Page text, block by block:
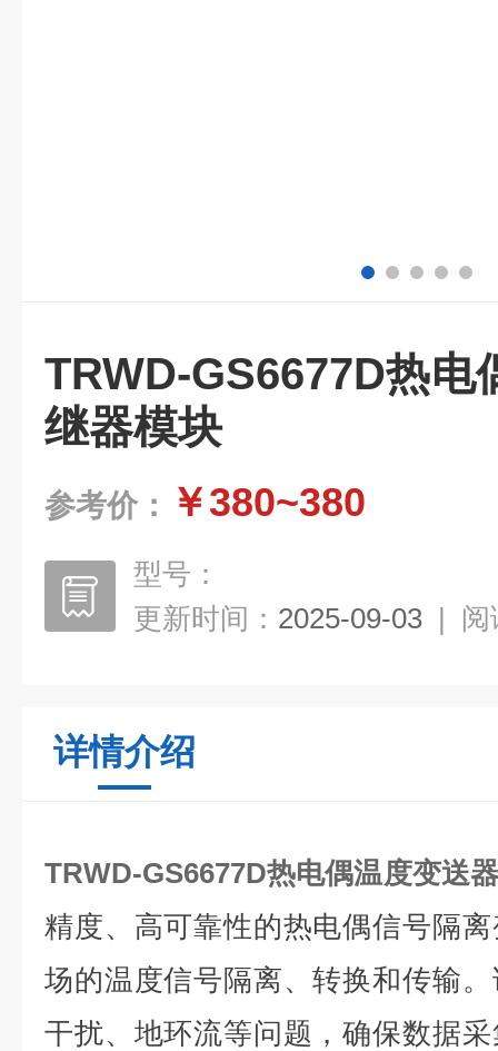
TRWD-GS6677D热电
继器模块
参考价： ￥380~380
型号：
更新时间： 2025-09-03 | 阅
详情介绍
TRWD-GS6677D热电偶温度变送
精度、高可靠性的热电偶信号隔
场的温度信号隔离、转换和传输
干扰、地环流等问题，确保数据